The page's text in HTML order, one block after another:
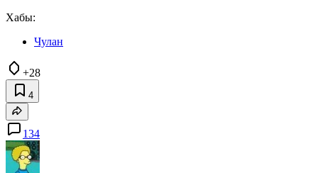
Хабы:
Чулан
+28
4
134